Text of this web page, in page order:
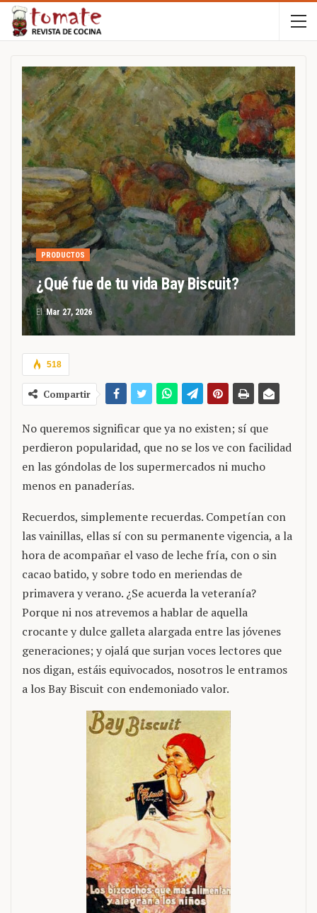
PRODUCTOS
¿Qué fue de tu vida Bay Biscuit?
ElMar 27, 2026
518
Compartir
No queremos significar que ya no existen; sí que
perdieron popularidad, que no se los ve con facilidad
en las góndolas de los supermercados ni mucho
menos en panaderías.
Recuerdos, simplemente recuerdas. Competían con
las vainillas, ellas sí con su permanente vigencia, a la
hora de acompañar el vaso de leche fría, con o sin
cacao batido, y sobre todo en meriendas de
primavera y verano. ¿Se acuerda la veteranía?
Porque ni nos atrevemos a hablar de aquella
crocante y dulce galleta alargada entre las jóvenes
generaciones; y ojalá que surjan voces lectores que
nos digan, estáis equivocados, nosotros le entramos
a los Bay Biscuit con endemoniado valor.